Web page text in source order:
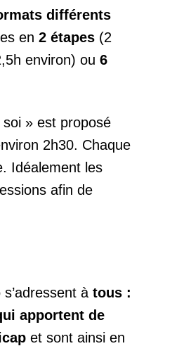
différents
en 2 étapes (2
environ) ou 6
» est proposé
2h30. Chaque
Idéalement les
afin de
à tous :
apportent de
et sont ainsi en